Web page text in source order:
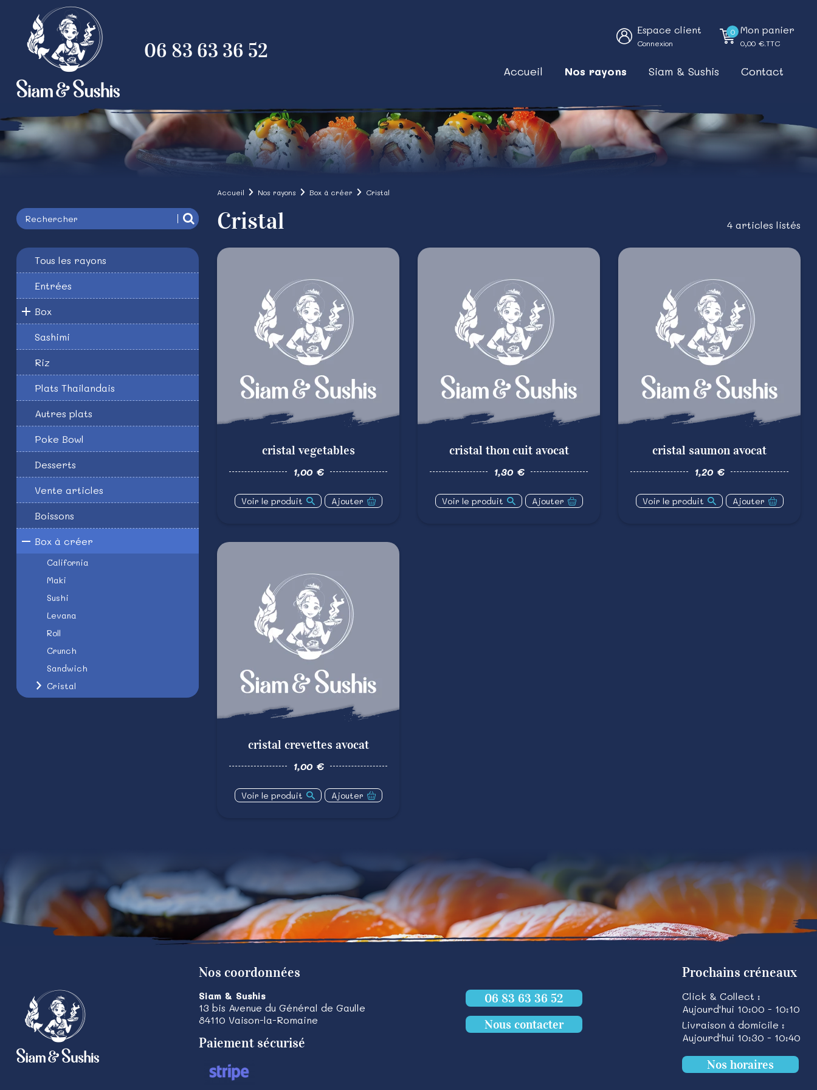
06 83 63 36 52
Espace client
Connexion
0 Mon panier
0,00 €.TTC
Accueil Nos rayons Siam & Sushis Contact
Accueil Nos rayons Box à créer Cristal
Tous les rayons
Entrées
Box
Sashimi
Riz
Plats Thailandais
Autres plats
Poke Bowl
Desserts
Vente articles
Boissons
Box à créer
California
Maki
Sushi
Levana
Roll
Crunch
Sandwich
Cristal
Cristal 4 articles listés
cristal vegetables
1,00 €
Voir le produit Ajouter
cristal thon cuit avocat
1,30 €
Voir le produit Ajouter
cristal saumon avocat
1,20 €
Voir le produit Ajouter
cristal crevettes avocat
1,00 €
Voir le produit Ajouter
Nos coordonnées
Siam & Sushis
13 bis Avenue du Général de Gaulle
84110 Vaison-la-Romaine
Paiement sécurisé
06 83 63 36 52
Nous contacter
Prochains créneaux
Click & Collect :
Aujourd'hui 10:00 - 10:10
Livraison à domicile :
Aujourd'hui 10:30 - 10:40
Nos horaires